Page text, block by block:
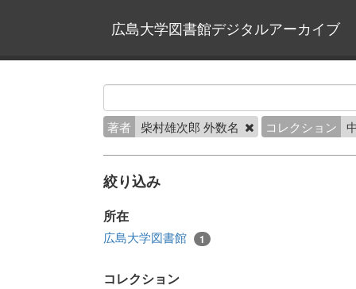
広島大学図書館デジタルアーカイブ
著者 柴村雄次郎 外数名 コレクション
絞り込み
所在
広島大学図書館 1
コレクション